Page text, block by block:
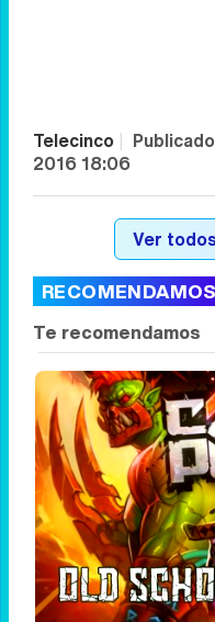
Telecinco|
2016 18:06
Ver